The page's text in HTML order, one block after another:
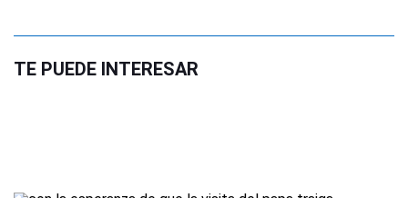
TE PUEDE INTERESAR